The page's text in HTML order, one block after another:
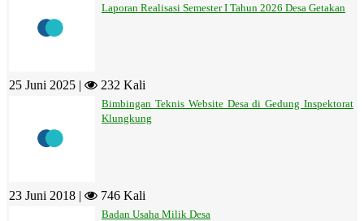
Laporan Realisasi Semester I Tahun 2026 Desa Getakan
25 Juni 2025 | 232 Kali
Bimbingan Teknis Website Desa di Gedung Inspektorat
Klungkung
23 Juni 2018 | 746 Kali
Badan Usaha Milik Desa